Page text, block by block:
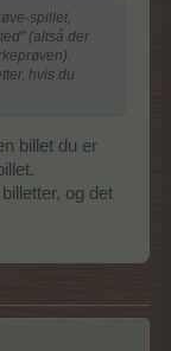
spillet,
(altså der
hvis du
billet du er
og det